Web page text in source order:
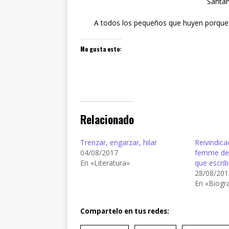
A todos los pequeños que huyen
Me gusta esto:
Relacionado
Trenzar, engarzar, hilar
04/08/2017
En «Literatura»
femme
que
28/08/
En
Compartelo en tus redes: